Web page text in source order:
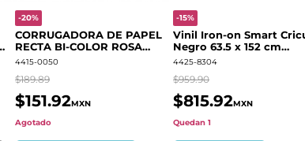
-20%
CORRUGADORA DE PAPEL
RECTA BI-COLOR ROSA
QUELLI
4415-0050
$189.89
$151.92MXN
Agotado
-15%
Vinil Iron-on Smart
Negro 63.5 x 152 cm
2008991
4425-8304
$959.90
$815.92MXN
Quedan 1